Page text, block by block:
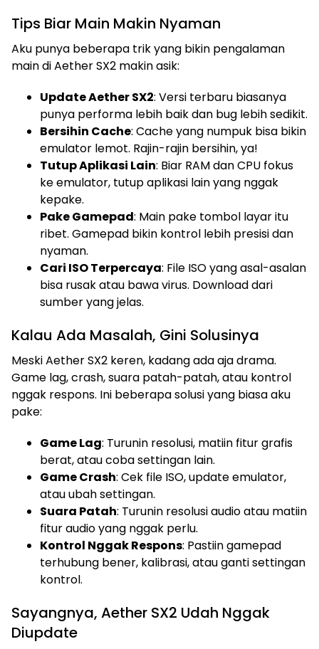
Tips Biar Main Makin Nyaman
Aku punya beberapa trik yang bikin pengalaman
main di Aether SX2 makin asik:
Update Aether SX2: Versi terbaru biasanya
punya performa lebih baik dan bug lebih sedikit.
Bersihin Cache: Cache yang numpuk bisa bikin
emulator lemot. Rajin-rajin bersihin, ya!
Tutup Aplikasi Lain: Biar RAM dan CPU fokus
ke emulator, tutup aplikasi lain yang nggak
kepake.
Pake Gamepad: Main pake tombol layar itu
ribet. Gamepad bikin kontrol lebih presisi dan
nyaman.
Cari ISO Terpercaya: File ISO yang asal-asalan
bisa rusak atau bawa virus. Download dari
sumber yang jelas.
Kalau Ada Masalah, Gini Solusinya
Meski Aether SX2 keren, kadang ada aja drama.
Game lag, crash, suara patah-patah, atau kontrol
nggak respons. Ini beberapa solusi yang biasa aku
pake:
Game Lag: Turunin resolusi, matiin fitur grafis
berat, atau coba settingan lain.
Game Crash: Cek file ISO, update emulator,
atau ubah settingan.
Suara Patah: Turunin resolusi audio atau matiin
fitur audio yang nggak perlu.
Kontrol Nggak Respons: Pastiin gamepad
terhubung bener, kalibrasi, atau ganti settingan
kontrol.
Sayangnya, Aether SX2 Udah Nggak
Diupdate